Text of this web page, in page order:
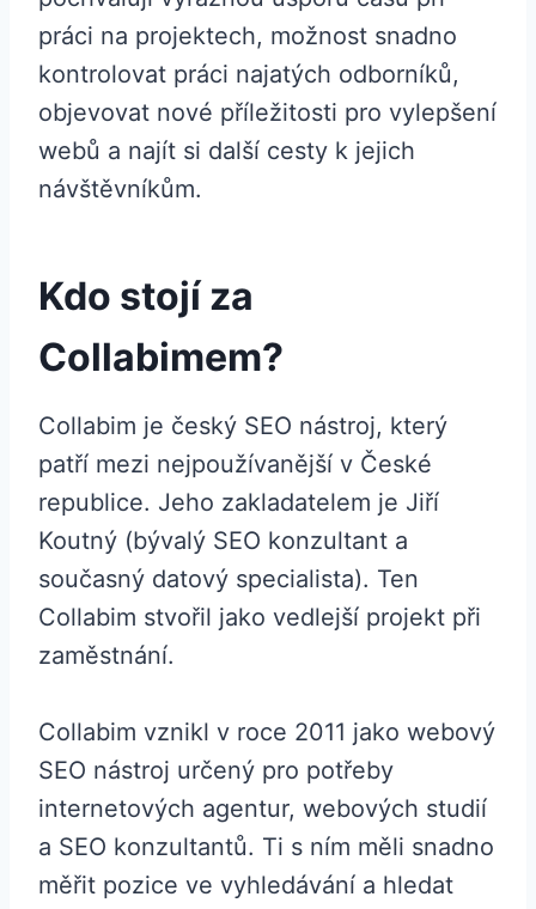
práci na projektech, možnost snadno
kontrolovat práci najatých odborníků,
objevovat nové příležitosti pro vylepšení
webů a najít si další cesty k jejich
návštěvníkům.
Kdo stojí za
Collabimem?
Collabim je český SEO nástroj, který
patří mezi nejpoužívanější v České
republice. Jeho zakladatelem je Jiří
Koutný (bývalý SEO konzultant a
současný datový specialista). Ten
Collabim stvořil jako vedlejší projekt při
zaměstnání.
Collabim vznikl v roce 2011 jako webový
SEO nástroj určený pro potřeby
internetových agentur, webových studií
a SEO konzultantů. Ti s ním měli snadno
měřit pozice ve vyhledávání a hledat